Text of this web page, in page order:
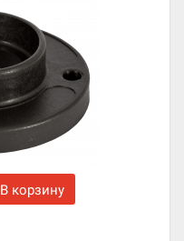
В корзину